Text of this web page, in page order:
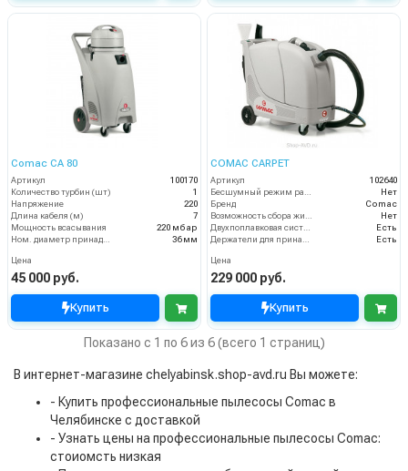
Comac CA 80
Артикул
100170
Количество турбин (шт)
1
Напряжение
220
Длина кабеля (м)
7
Мощность всасывания
220 мбар
Ном. диаметр принадлежностей
36 мм
Цена
45 000 руб.
Купить
COMAC CARPET
Артикул
102640
Бесшумный режим работы
Нет
Бренд
Comac
Возможность сбора жидкой грязи
Нет
Двухпоплавковая система
Есть
Держатели для принадлежностей
Есть
Цена
229 000 руб.
Купить
Показано с 1 по 6 из 6 (всего 1 страниц)
В интернет-магазине chelyabinsk.shop-avd.ru Вы можете:
- Купить профессиональные пылесосы Comac в
Челябинске с доставкой
- Узнать цены на профессиональные пылесосы Comac:
стоиомсть низкая